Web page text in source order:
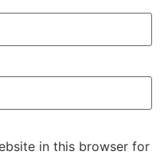
in this browser for